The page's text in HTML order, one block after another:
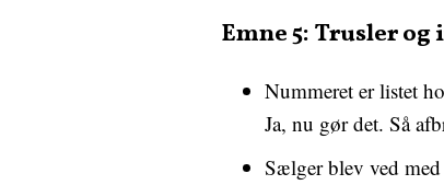
Emne 5: Trusler
Nummeret er listet
Ja, nu gør det. Så
Sælger blev ved